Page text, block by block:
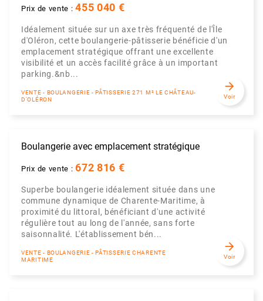
Prix de vente :455 040 €
Idéalement située sur un axe très fréquenté de l'Île
d'Oléron, cette boulangerie-pâtisserie bénéficie d'un
emplacement stratégique offrant une excellente
visibilité et un accès facilité grâce à un important
parking.&nb...
VENTE - BOULANGERIE - PÂTISSERIE 271 M² LE CHÂTEAU-
D'OLÉRON
arrow_forward
Voir
Boulangerie avec emplacement stratégique
Prix de vente :672 816 €
Superbe boulangerie idéalement située dans une
commune dynamique de Charente-Maritime, à
proximité du littoral, bénéficiant d'une activité
régulière tout au long de l'année, sans forte
saisonnalité. L'établissement bén...
VENTE - BOULANGERIE - PÂTISSERIE CHARENTE
MARITIME
arrow_forward
Voir